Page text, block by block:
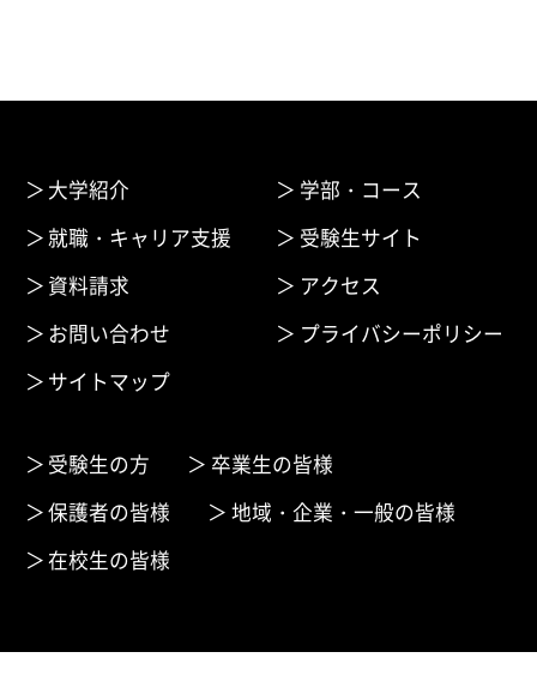
大学紹介
学部・コース
就職・キャリア支援
受験生サイト
資料請求
アクセス
お問い合わせ
プライバシーポリシー
サイトマップ
受験生の方
卒業生の皆様
保護者の皆様
地域・企業・一般の皆様
在校生の皆様